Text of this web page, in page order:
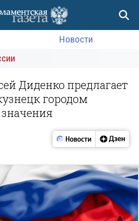
Новости
Диденко предлагает
городом